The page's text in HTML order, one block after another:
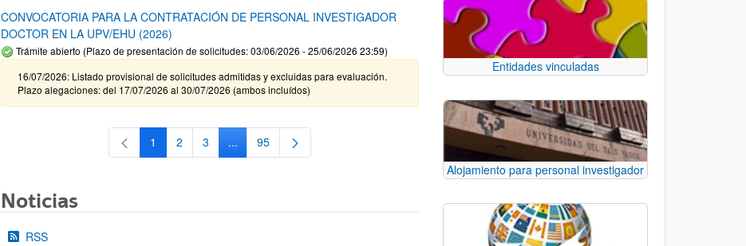
CONVOCATORIA PARA LA CONTRATACIÓN DE PERSONAL INVESTIGADOR
DOCTOR EN LA UPV/EHU (2026)
Trámite abierto (Plazo de presentación de solicitudes: 03/06/2026 - 25/06/2026 23:59)
16/07/2026: Listado provisional de solicitudes admitidas y excluidas para evaluación.
Plazo alegaciones: del 17/07/2026 al 30/07/2026 (ambos incluídos)
Página
1 Página
2 Página
3 ...Páginas intermedias Use TAB para desplazarse.
Página
95
Noticias
RSS
Entidades vinculadas
Alojamiento para personal investigador